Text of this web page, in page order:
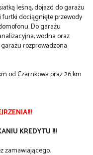
leśną, dojazd do garażu
dociągnięte przewody
Do garażu
wodna oraz
rozprowadzona
od Czarnkowa oraz 26 km
KREDYTU !!!
zamawiającego.